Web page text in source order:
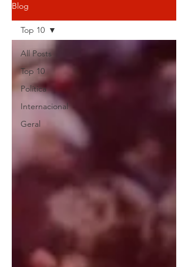
Blog
All Posts
Top 10
Política
Internacional
Geral
Top 10